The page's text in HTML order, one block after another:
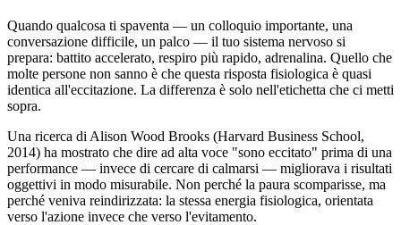
Quando qualcosa ti spaventa — un colloquio importante, una
conversazione difficile, un palco — il tuo sistema nervoso si
prepara: battito accelerato, respiro più rapido, adrenalina. Quello che
molte persone non sanno è che questa risposta fisiologica è quasi
identica all'eccitazione. La differenza è solo nell'etichetta che ci metti
sopra.
Una ricerca di Alison Wood Brooks (Harvard Business School,
2014) ha mostrato che dire ad alta voce "sono eccitato" prima di una
performance — invece di cercare di calmarsi — migliorava i risultati
oggettivi in modo misurabile. Non perché la paura scomparisse, ma
perché veniva reindirizzata: la stessa energia fisiologica, orientata
verso l'azione invece che verso l'evitamento.